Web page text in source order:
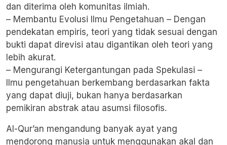
dan diterima oleh komunitas ilmiah.
– Membantu Evolusi Ilmu Pengetahuan – Dengan
pendekatan empiris, teori yang tidak sesuai dengan
bukti dapat direvisi atau digantikan oleh teori yang
lebih akurat.
– Mengurangi Ketergantungan pada Spekulasi –
Ilmu pengetahuan berkembang berdasarkan fakta
yang dapat diuji, bukan hanya berdasarkan
pemikiran abstrak atau asumsi filosofis.
Al-Qur’an mengandung banyak ayat yang
mendorong manusia untuk menggunakan akal dan